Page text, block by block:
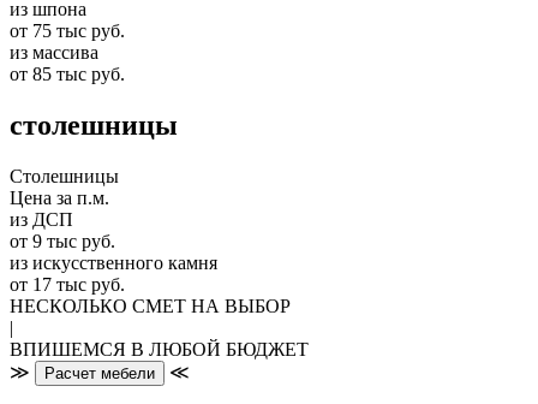
из шпона
от 75 тыс руб.
из массива
от 85 тыс руб.
столешницы
Столешницы
Цена за п.м.
из ДСП
от 9 тыс руб.
из искусственного камня
от 17 тыс руб.
НЕСКОЛЬКО СМЕТ НА ВЫБОР
|
ВПИШЕМСЯ В ЛЮБОЙ БЮДЖЕТ
≫
Расчет мебели ≪